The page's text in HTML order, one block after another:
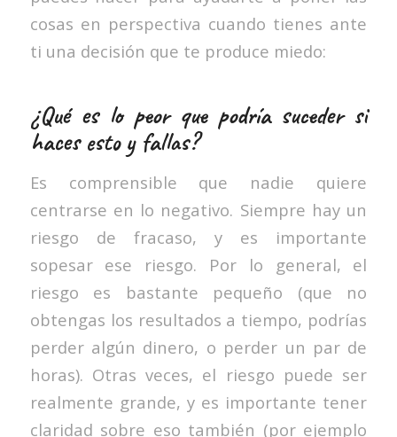
cosas en perspectiva cuando tienes ante
ti una decisión que te produce miedo:
¿Qué es lo peor que podría suceder si
haces esto y fallas?
Es comprensible que nadie quiere
centrarse en lo negativo. Siempre hay un
riesgo de fracaso, y es importante
sopesar ese riesgo. Por lo general, el
riesgo es bastante pequeño (que no
obtengas los resultados a tiempo, podrías
perder algún dinero, o perder un par de
horas). Otras veces, el riesgo puede ser
realmente grande, y es importante tener
claridad sobre eso también (por ejemplo